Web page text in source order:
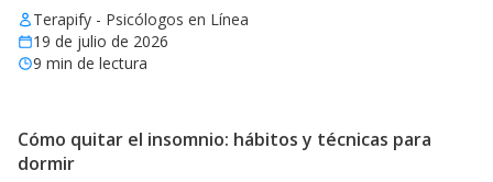
Terapify - Psicólogos en Línea
19 de julio de 2026
9 min de lectura
Cómo quitar el insomnio: hábitos y técnicas para
dormir